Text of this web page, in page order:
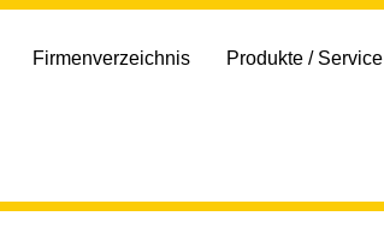
Firmenverzeichnis Produkte / Service